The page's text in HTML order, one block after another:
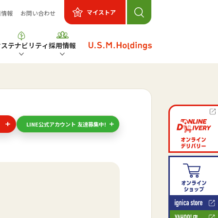
報 お問い合わせ マイストア
テナビリティ採用情報
LINE公式アカウント 友達募集中!